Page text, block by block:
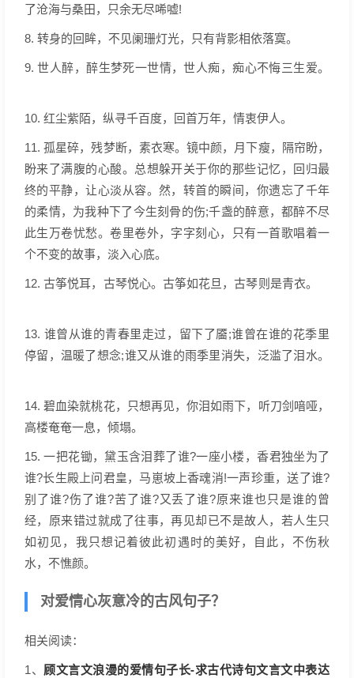
了沧海与桑田，只余无尽唏嘘!
8. 转身的回眸，不见阑珊灯光，只有背影相依落寞。
9. 世人醉，醉生梦死一世情，世人痴，痴心不悔三生爱。
10. 红尘紫陌，纵寻千百度，回首万年，情衷伊人。
11. 孤星碎，残梦断，素衣寒。镜中颜，月下瘦，隔帘盼，
盼来了满腹的心酸。总想躲开关于你的那些记忆，回归最
终的平静，让心淡从容。然，转首的瞬间，你遗忘了千年
的柔情，为我种下了今生刻骨的伤;千盏的醉意，都醉不尽
此生万卷忧愁。卷里卷外，字字刻心，只有一首歌唱着一
个不变的故事，淡入心底。
12. 古筝悦耳，古琴悦心。古筝如花旦，古琴则是青衣。
13. 谁曾从谁的青春里走过，留下了靥;谁曾在谁的花季里
停留，温暖了想念;谁又从谁的雨季里消失，泛滥了泪水。
14. 碧血染就桃花，只想再见，你泪如雨下，听刀剑喑哑，
高楼奄奄一息，倾塌。
15. 一把花锄，黛玉含泪葬了谁?一座小楼，香君独坐为了
谁?长生殿上问君皇，马崽坡上香魂消!一声珍重，送了谁?
别了谁?伤了谁?苦了谁?又丢了谁?原来谁也只是谁的曾
经，原来错过就成了往事，再见却已不是故人，若人生只
如初见，我只想记着彼此初遇时的美好，自此，不伤秋
水，不憔颜。
对爱情心灰意冷的古风句子？
相关阅读：
1、 顾文言文浪漫的爱情句子长-求古代诗句文言文中表达